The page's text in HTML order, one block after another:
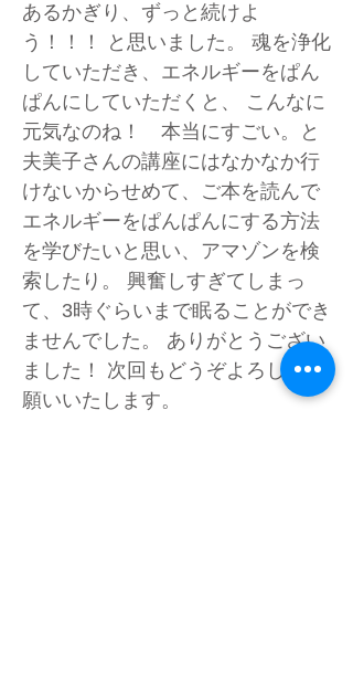
あるかぎり、ずっと続けよ
う！！！ と思いました。 魂を浄化
していただき、エネルギーをぱん
ぱんにしていただくと、 こんなに
元気なのね！ 本当にすごい。と
夫美子さんの講座にはなかなか行
けないからせめて、ご本を読んで
エネルギーをぱんぱんにする方法
を学びたいと思い、アマゾンを検
索したり。 興奮しすぎてしまっ
て、3時ぐらいまで眠ることができ
ませんでした。 ありがとうござい
ました！ 次回もどうぞよろしくお
願いいたします。